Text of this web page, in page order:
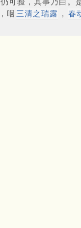
仍可验，其事乃白。
，咽 三清之瑞露 ， 春